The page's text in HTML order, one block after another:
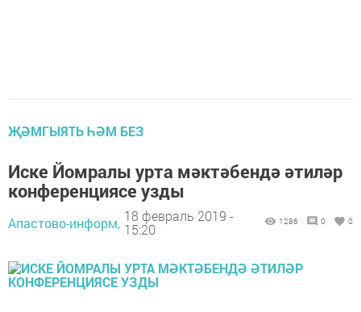
ҖӘМГЫЯТЬ ҺӘМ БЕЗ
Иске Йомралы урта мәктәбендә әтиләр
конференциясе узды
Апастово-информ, 18 февраль 2019 -
15:20
1286 0 0